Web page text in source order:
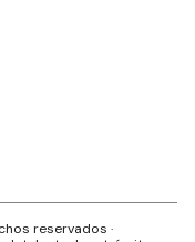
reservados ·